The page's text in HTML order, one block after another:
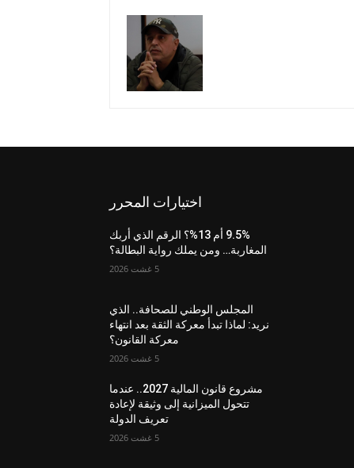
اختيارات المحرر
9.5% أم 13%؟ الرقم الذي أربك
المغاربة… ومن يملك رواية البطالة؟
5 غشت 2026
المجلس الوطني للصحافة.. الذي
نريد: لماذا تبدأ معركة الثقة بعد انتهاء
معركة القانون؟
5 غشت 2026
مشروع قانون المالية 2027.. عندما
تتحول الميزانية إلى وثيقة لإعادة
تعريف الدولة
5 غشت 2026